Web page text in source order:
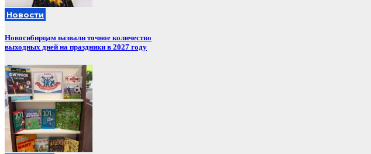
Новости
Новосибирцам назвали точное количество
выходных дней на праздники в 2027 году